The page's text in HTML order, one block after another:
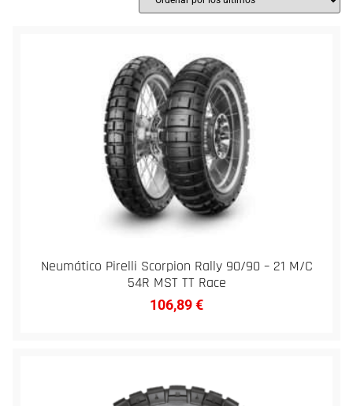
Neumático Pirelli Scorpion Rally 90/90 – 21 M/C
54R MST TT Race
106,89€